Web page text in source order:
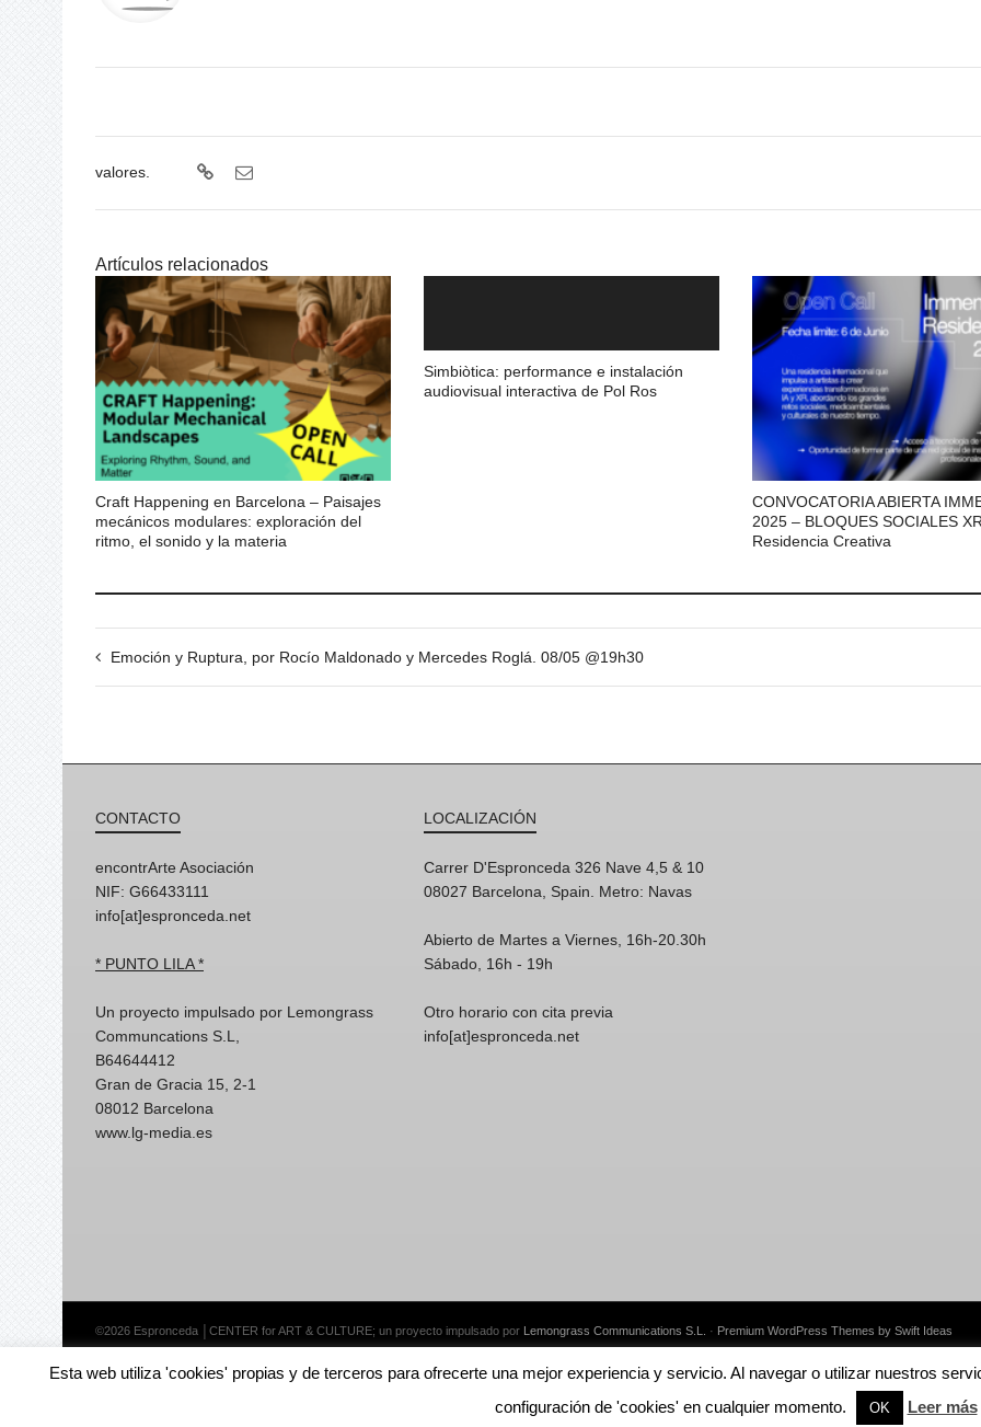
valores.
Artículos relacionados
Craft Happening en Barcelona – Paisajes
mecánicos modulares: exploración del
ritmo, el sonido y la materia
Simbiòtica: performance e instalación
audiovisual interactiva de Pol Ros
CONVOCATORIA ABIERTA
2025 – BLOQUES SOCIALES
Residencia Creativa
Emoción y Ruptura, por Rocío Maldonado y Mercedes Roglá. 08/05 @19h30
CONTACTO
encontrArte Asociación
NIF: G66433111
info[at]espronceda.net
* PUNTO LILA *
Un proyecto impulsado por Lemongrass
Communcations S.L,
B64644412
Gran de Gracia 15, 2-1
08012 Barcelona
www.lg-media.es
LOCALIZACIÓN
Carrer D'Espronceda 326 Nave 4,5 & 10
08027 Barcelona, Spain. Metro: Navas
Abierto de Martes a Viernes, 16h-20.30h
Sábado, 16h - 19h
Otro horario con cita previa
info[at]espronceda.net
©2026 Espronceda │CENTER for ART & CULTURE; un proyecto impulsado por Lemongrass Communications S.L. · Premium WordPress Themes by Swift Ideas
Esta web utiliza 'cookies' propias y de terceros para ofrecerte una mejor experiencia y servicio. Al navegar o utilizar nuestros
configuración de 'cookies' en cualquier momento.
OK Leer más
English Català Español